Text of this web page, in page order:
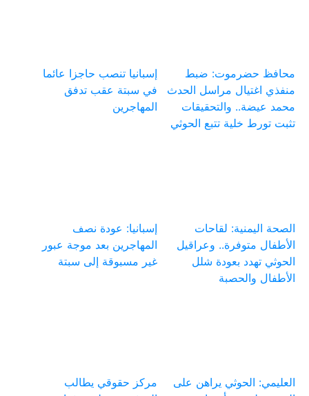
محافظ حضرموت: ضبط
منفذي اغتيال مراسل الحدث
محمد عيضة.. والتحقيقات
تثبت تورط خلية تتبع الحوثي
إسبانيا تنصب حاجزا عائما
في سبتة عقب تدفق
المهاجرين
الصحة اليمنية: لقاحات
الأطفال متوفرة.. وعراقيل
الحوثي تهدد بعودة شلل
الأطفال والحصبة
إسبانيا: عودة نصف
المهاجرين بعد موجة عبور
غير مسبوقة إلى سبتة
العليمي: الحوثي يراهن على
مركز حقوقي يطالب